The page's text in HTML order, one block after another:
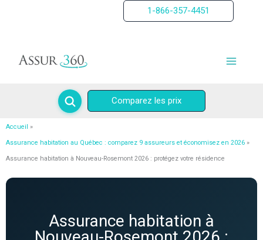
1-866-357-4451
Comparez les prix
Accueil
Assurance habitation au Québec : comparez 9 assureurs et économisez en 2026
Assurance habitation à Nouveau-Rosemont 2026 : protégez votre résidence
Assurance habitation à